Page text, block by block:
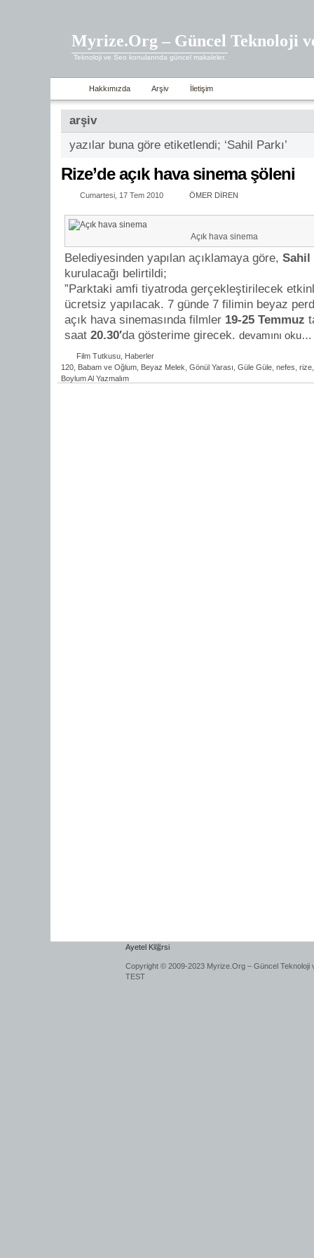
Myrize.Org – Güncel Teknoloji
Teknoloji ve Seo konularında güncel makaleler.
Hakkımızda Arşiv İletişim
arşiv
yazılar buna göre etiketlendi; ‘Sahil Parkı’
Rize’de açık hava sinema şöleni
Cumartesi, 17 Tem 2010 ÖMER DİREN
Açık hava sinema
Belediyesinden yapılan açıklamaya göre, Sahil
kurulacağı belirtildi;
”Parktaki amfi tiyatroda gerçekleştirilecek
ücretsiz yapılacak. 7 günde 7 filimin beyaz
açık hava sinemasında filmler 19-25 Temmuz
saat 20.30′da gösterime girecek. devamını oku…
Film Tutkusu Haberler
120 Babam ve Oğlum Beyaz Melek Gönül Yarası Güle Güle nefes rize
Boylum Al Yazmalım
Ayetel K端rsi
Copyright © 2009-2023 Myrize.Org – Güncel Teknoloji
TEST